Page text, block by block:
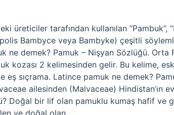
üreticiler tarafından kullanılan “Pambuk”,
Bambyce veya Bambyke) çeşitli
ne demek? Pamuk – Nişyan Sözlüğü. Orta
kozası 2 kelimesinden gelir. Bu kelime,
eş sıçrama. Latince pamuk ne demek?
ailesinden (Malvaceae) Hindistan’ın
Doğal bir lif olan pamuklu kumaş hafif ve
ve doğal olan…